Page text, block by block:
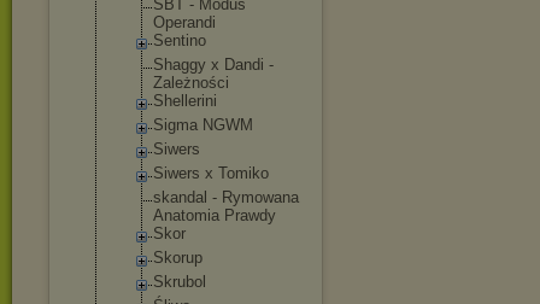
SBT - Modus
Operandi
Sentino
Shaggy x Dandi -
Zależności
Shellerini
Sigma NGWM
Siwers
Siwers x Tomiko
skandal - Rymowana
Anatomia Prawdy
Skor
Skorup
Skrubol